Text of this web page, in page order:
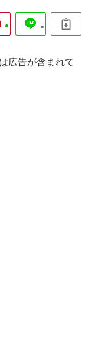
広告が含まれて